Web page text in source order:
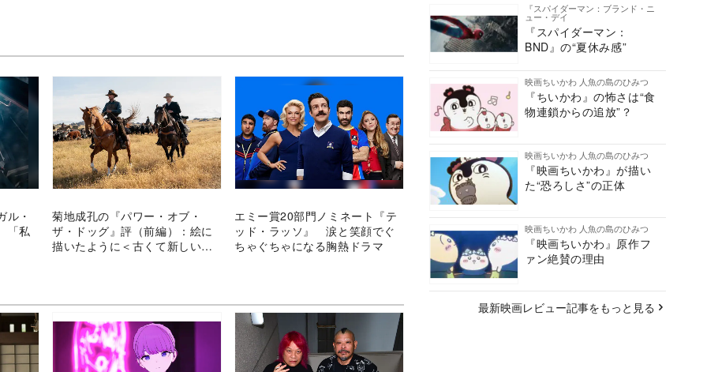
ル・
「私
菊地成孔の『パワー・オブ・
ザ・ドッグ』評（前編）：絵に
描いたように＜古くて新しい＞
エミー賞20部門ノミネート『テ
ッド・ラッソ』 涙と笑顔でぐ
ちゃぐちゃになる胸熱ドラマ
『スパイダーマン：ブランド・ニ
ュー・デイ
『スパイダーマン：
BND』の“夏休み感”
映画ちいかわ 人魚の島のひみつ
『ちいかわ』の怖さは“食
物連鎖からの追放”？
映画ちいかわ 人魚の島のひみつ
『映画ちいかわ』が描い
た“恐ろしさ”の正体
映画ちいかわ 人魚の島のひみつ
『映画ちいかわ』原作フ
ァン絶賛の理由
最新映画レビュー記事をもっと見る